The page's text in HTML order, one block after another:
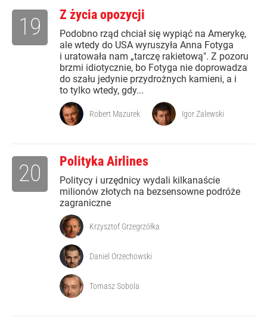
Z życia opozycji
Podobno rząd chciał się wypiąć na Amerykę,
ale wtedy do USA wyruszyła Anna Fotyga
i uratowała nam „tarczę rakietową". Z pozoru
brzmi idiotycznie, bo Fotyga nie doprowadza
do szału jedynie przydrożnych kamieni, a i
to tylko wtedy, gdy...
19
Robert Mazurek Igor Zalewski
Polityka Airlines
Politycy i urzędnicy wydali kilkanaście
milionów złotych na bezsensowne podróże
zagraniczne
20
Krzysztof Grzegrzółka
Daniel Orzechowski
Tomasz Sobola